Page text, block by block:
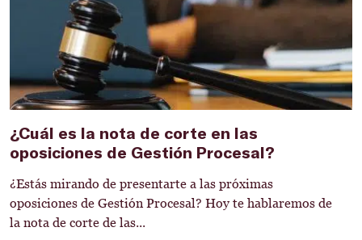
¿Cuál es la nota de corte en las
oposiciones de Gestión Procesal?
¿Estás mirando de presentarte a las próximas
oposiciones de Gestión Procesal? Hoy te hablaremos de
la nota de corte de las...